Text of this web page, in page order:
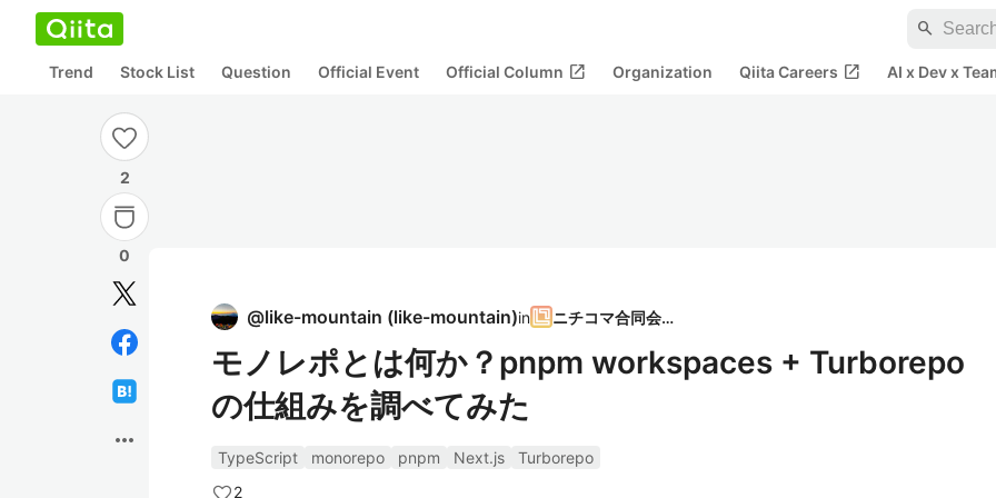
search
Trend Stock List Question Official Event Official Column open_in_new Organization Qiita Careers open_in_new AI x Dev x
2
0
more_horiz
@like-mountain (like-mountain)in ニチコマ合同会社
モノレポとは何か？pnpm workspaces + Turborepo
の仕組みを調べてみた
TypeScript monorepo pnpm Next.js
Turborepo
2